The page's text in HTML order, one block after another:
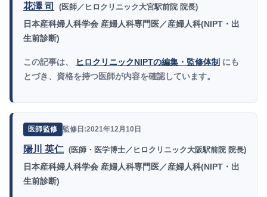
花澤 司 (医師／ヒロクリニック大宮駅前院 院長)
日本産科婦人科学会 産婦人科専門医／産婦人科(NIPT・出
生前診断)
この記事は、 ヒロクリニックNIPTの編集・監修体制 にも
とづき、資格を持つ医師が内容を確認しています。
医師監修 監修日:2021年12月10日
陽川 英仁 (医師・医学博士／ヒロクリニック大阪駅前院 院長)
日本産科婦人科学会 産婦人科専門医／産婦人科(NIPT・出
生前診断)